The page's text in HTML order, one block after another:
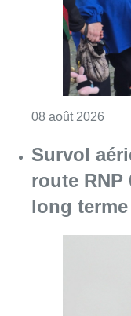
08 août 2026
Survol
route RNP
long